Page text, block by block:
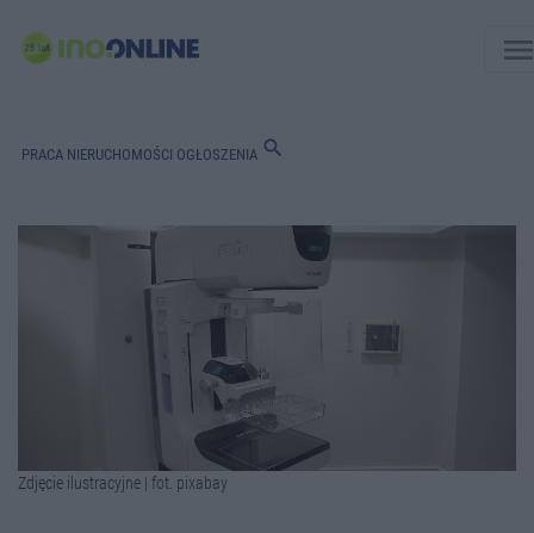
PRACA NIERUCHOMOŚCI OGŁOSZENIA search
Zdjęcie ilustracyjne | fot. pixabay